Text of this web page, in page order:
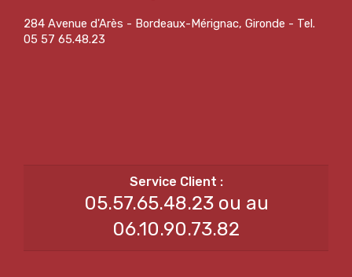
284 Avenue d'Arès - Bordeaux-Mérignac, Gironde - Tel.
05 57 65.48.23
05.57.65.48.23 ou au
06.10.90.73.82